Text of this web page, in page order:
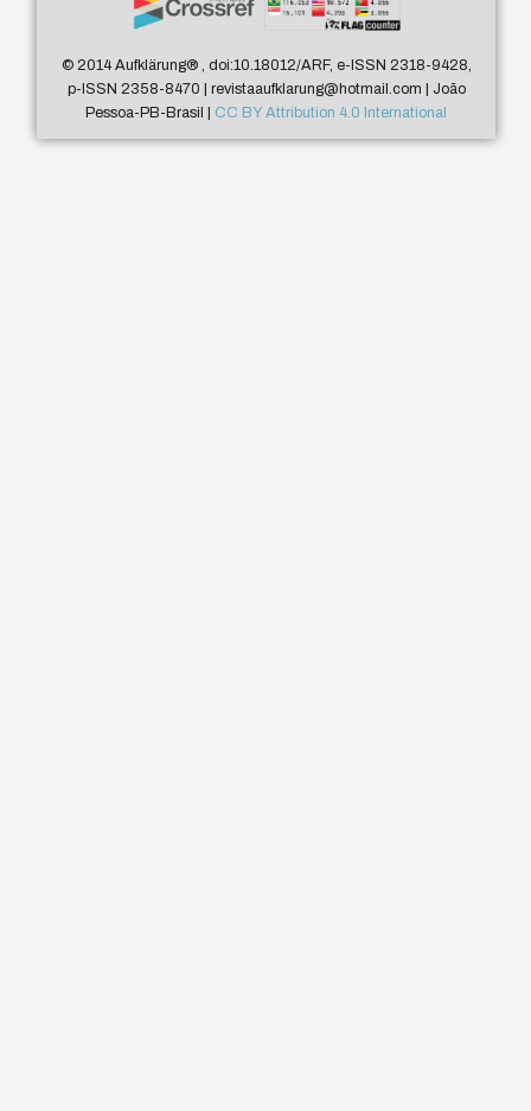
© 2014 Aufklärung®, doi:10.18012/ARF, e-ISSN 2318-9428,
p-ISSN 2358-8470 | revistaaufklarung@hotmail.com | João
Pessoa-PB-Brasil | CC BY Attribution 4.0 International